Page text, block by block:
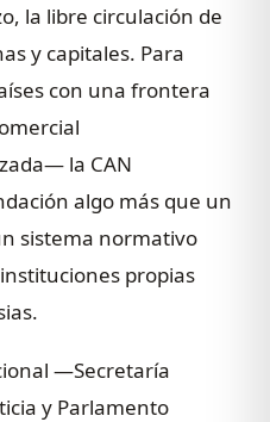
la libre circulación de
y capitales. Para
con una frontera
la CAN
algo más que un
sistema normativo
propias
—Secretaría
y Parlamento